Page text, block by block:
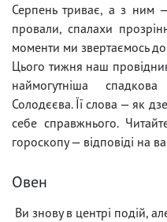
Серпень триває, а з ним
провали, спалахи
моменти ми звертаємось
Цього тижня наш
наймогутніша
Солодєєва. Її слова — як
себе справжнього.
гороскопу — відповіді на
Овен
Ви знову в центрі подій,